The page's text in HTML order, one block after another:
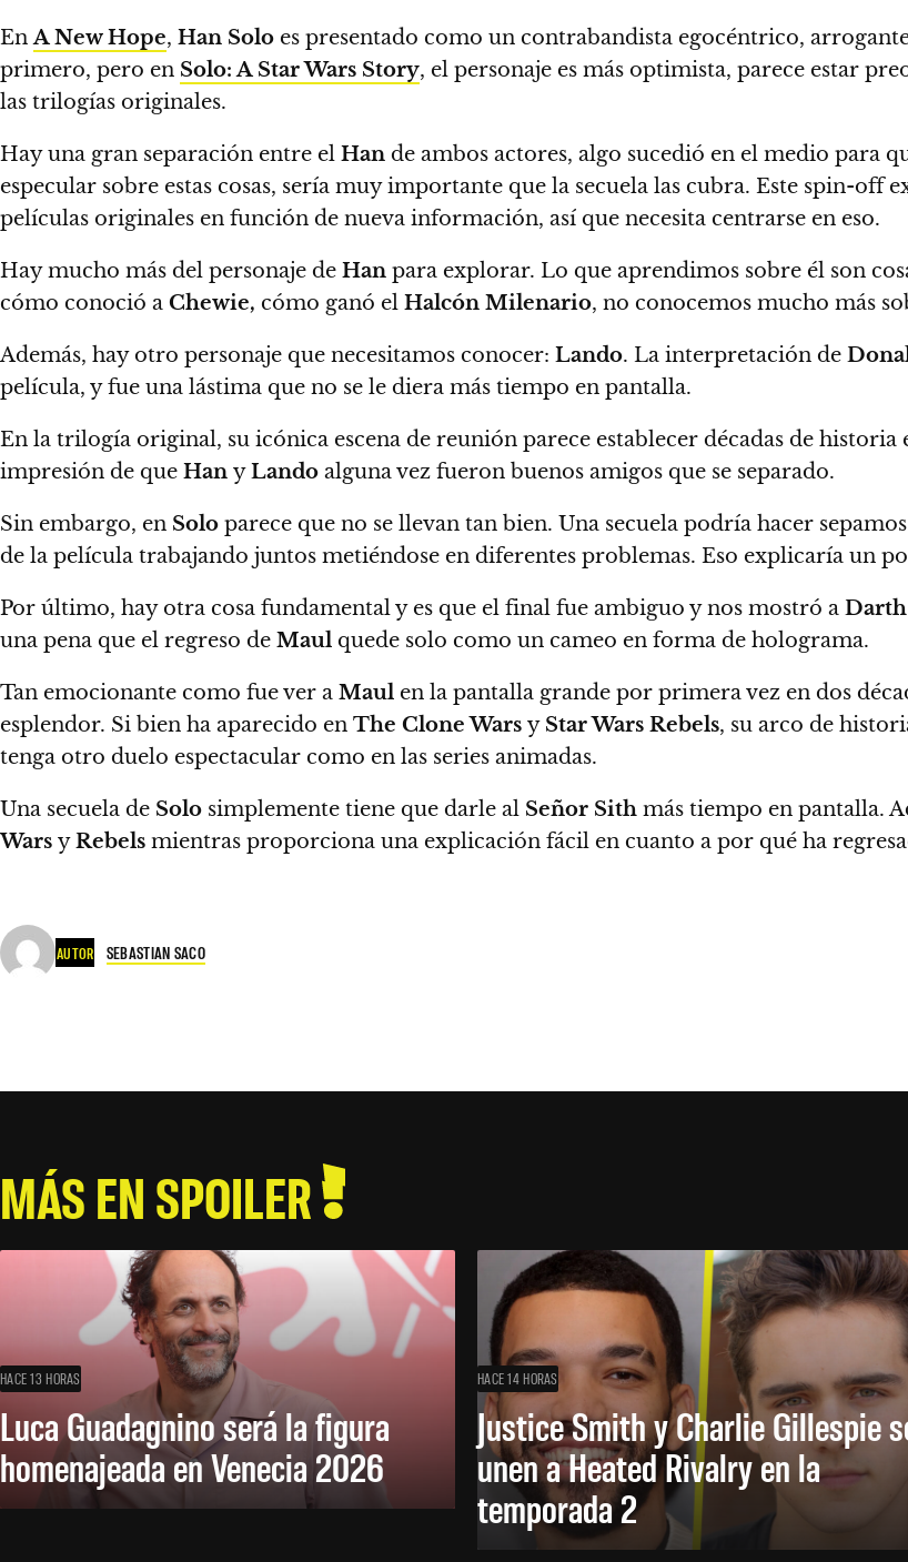
EnA New Hope, Han Solo es presentado como un contrabandista egocéntrico,
primero, pero en Solo: A Star Wars Story, el personaje es más optimista, parece estar
las trilogías originales.
Hay una gran separación entre el Han de ambos actores, algo sucedió en el medio para
especular sobre estas cosas, sería muy importante que la secuela las cubra. Este spin-off
películas originales en función de nueva información, así que necesita centrarse en eso.
Hay mucho más del personaje de Han para explorar. Lo que aprendimos sobre él son
cómo conoció a Chewie, cómo ganó el Halcón Milenario, no conocemos mucho más
Además, hay otro personaje que necesitamos conocer: Lando. La interpretación de
película, y fue una lástima que no se le diera más tiempo en pantalla.
En la trilogía original, su icónica escena de reunión parece establecer décadas de historia
impresión de que Han yLando alguna vez fueron buenos amigos que se separado.
Sin embargo, en Solo parece que no se llevan tan bien. Una secuela podría hacer
de la película trabajando juntos metiéndose en diferentes problemas. Eso explicaría un
Por último, hay otra cosa fundamental y es que el final fue ambiguo y nos mostró a
una pena que el regreso de Maul quede solo como un cameo en forma de holograma.
Tan emocionante como fue ver a Maul en la pantalla grande por primera vez en dos
esplendor. Si bien ha aparecido en The Clone Wars y Star Wars Rebels, su arco de
tenga otro duelo espectacular como en las series animadas.
Una secuela de Solo simplemente tiene que darle al Señor Sith más tiempo en pantalla.
Wars yRebels mientras proporciona una explicación fácil en cuanto a por qué ha
AUTOR SEBASTIAN SACO
MÁS EN SPOILER
HACE 13 HORAS
Luca Guadagnino será la figura
homenajeada en Venecia 2026
HACE 14 HORAS
Justice Smith y Charlie Gillespie
unen a Heated Rivalry en la
temporada 2